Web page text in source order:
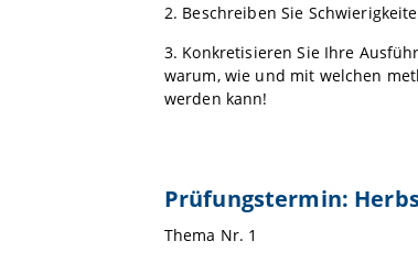
2. Beschreiben Sie
3. Konkretisieren Sie Ihre
warum, wie und mit welchen
werden kann!
Prüfungstermin:
Thema Nr. 1